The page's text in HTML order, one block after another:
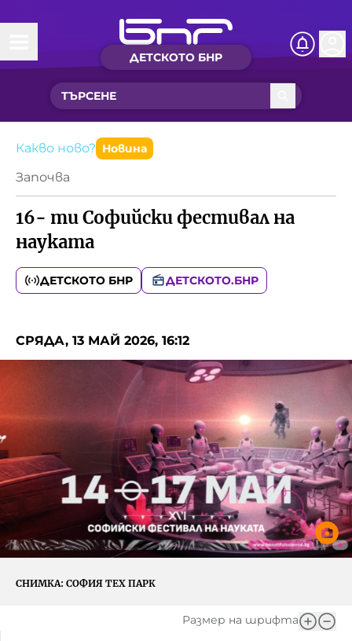
ДЕТСКОТО БНР
Начало
Какво ново?
Рубрики с вълшебства
Детско радио
Чуйте
Новините на детски език
Приказки
Искри
Нашите гости
История на изкуството
Музикална кутийка
От соул до рокендрол
Междучасие
Игри
Кои сме ние?
За вас, родители
БНР
БНР Новини
Архивен фонд на БНР
Какво ново? Новина
Започва
16- ти Софийски фестивал на
науката
ДЕТСКОТО БНР ДЕТСКОТО.БНР
СРЯДА, 13 МАЙ 2026, 16:12
СНИМКА: СОФИЯ ТЕХ ПАРК
Размер на шрифта